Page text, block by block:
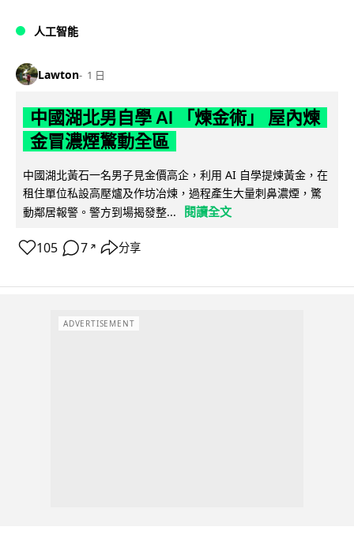
人工智能
Lawton 1 日
中國湖北男自學 AI 「煉金術」 屋內煉
金冒濃煙驚動全區
中國湖北黃石一名男子見金價高企，利用 AI 自學提煉黃金，在
租住單位私設高壓爐及作坊冶煉，過程產生大量刺鼻濃煙，驚
動鄰居報警。警方到場揭發整...
閱讀全文
105 7 ↗ 分享
ADVERTISEMENT